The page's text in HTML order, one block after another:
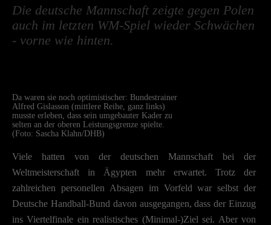
Die deutsche Mannschaft zeigte gegen Polen
auch im letzten WM-Spiel wieder Schwächen
- vorne wie hinten.
Da waren sie noch optimistischer: Bundestrainer
Alfred Gislasson (mittlere Reihe, ganz links)
musste erleben, dass sein umgebauter Kader zu
selten an der oberen Leistungsgrenze spielte.
(Foto: Sascha Klahn/DHB)
Viele hatten von der deutschen Mannschaft bei der
Weltmeisterschaft in Ägypten mehr erwartet. Trotz der
zahlreichen personellen Absagen im Vorfeld war selbst der
Deutsche Handball-Bund davon ausgegangen, dass der Einzug
ins Viertelfinale ein realistisches (Minimal-)Ziel sei. Aber von